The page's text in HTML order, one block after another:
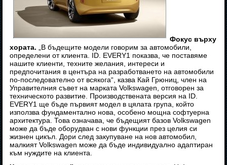
Фокус върху
хората. „В бъдещите модели говорим за автомобили,
определени от клиента. ID. EVERY1 показва, че поставяме
нашите клиенти, техните желания, интереси и
предпочитания в центъра на разработването на автомобили
по-последователно от всякога“, казва Кай Грюниц, член на
Управителния съвет на марката Volkswagen, отговорен за
техническото развитие. Производствената версия на ID.
EVERY1 ще бъде първият модел в цялата група, който
използва фундаментално нова, особено мощна софтуерна
архитектура. Това означава, че бъдещият базов Volkswagen
може да бъде оборудван с нови функции през целия си
жизнен цикъл. Дори след закупуване на нов автомобил,
малкият Volkswagen може да бъде индивидуално адаптиран
към нуждите на клиента.